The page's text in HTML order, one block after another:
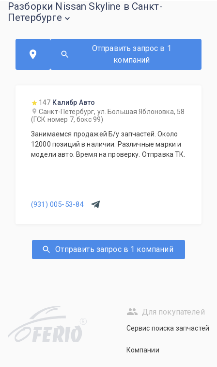
Разборки Nissan Skyline в Санкт-
Петербурге
Отправить запрос в 1
компаний
147 Калибр Авто
Санкт-Петербург, ул. Большая Яблоновка, 58
(ГСК номер 7, бокс 99)
Занимаемся продажей Б/у запчастей. Около
12000 позиций в наличии. Различные марки и
модели авто. Время на проверку. Отправка ТК.
(931) 005-53-84
Отправить запрос в 1 компаний
R
Для покупателей
Сервис поиска запчастей
Компании